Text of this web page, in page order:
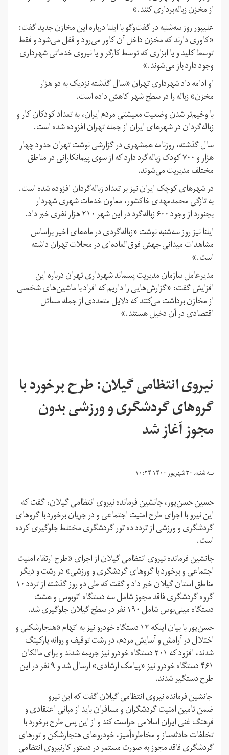
از مخزن زباله‌برداری کنند.»
علیپور روز سه‌شنبه در گفت‌وگو با ایلنا درباره این مخازن جدید گفت:
«کاوری دارند که مخزن داخل آن کاور می‌رود و قفل می‌شود و فقط
توسط کلید و یا ابزاری که توسط کارگر و یا نیروی خدماتی شهرداری
وجود دارد باز می‌شوند.»
او ادامه داد شهرداری تهران «سال گذشته نزدیک به دو هزار
مخزن» زباله را در سطح شهر کاهش داده است.
با وخیم‌تر شدن وضعیت معیشتی مردم ایران، به تعداد کودکان کار و
زباله‌گردان در شهرهای ایران از جمله تهران افزوده شده است.
سال گذشته، روزنامه همشهری در گزارشی نوشت تهران حدود چهار
هزار و ۷۰۰ کودک زباله‌گرد دارد که از سوی پیمانکارانی در مناطق
مختلف مدیریت می‌شوند.
در شهرهای کوچک ایران نیز بر تعداد زباله‌گردان افزوده شده است.
به تازگی محمدمهدی خاکشور، معاون خدمات شهری شهردار
بجنورد از وجود ۶۰۰ زباله‌گرد در این شهر ۲۱۰ هزار نفری خبر داد.
ایلنا نیز روز سه‌شنبه نوشت «زباله‌گردی در ماه‌های اخیر براساس
مشاهدات میدانی جهش فوق‌العاده‌ای در محلات تهران داشته
است.»
مدیرعامل سازمان مدیریت پسماند شهرداری تهران درباره این
افزایش گفت: «گزارش‌هایی را داریم که افراد با ماشین‌های شخصی
از مخازن برداشت می‌کنند که دلایل متعددی از جمله مسائل
اقتصادی در آن دخیل هستند.»
نیروی انتظامی گیلان: طرح برخورد با
گروهای گردشگری و ورزشی بدون
مجوز آغاز شد
سه شنبه, ۳۰ شهریور ۱۴۰۰ ۱۰:۲۴
حسین حسن‌پور، جانشین فرمانده نیروی انتظامی گیلان، گفت که
این نیرو با اجرای طرح امنیت اجتماعی و در جریان برخورد با گروهای
گردشگری و ورزشی از تردد ده تور گردشگری مختلط جلوگیری کرده
است.
جانشین فرمانده نیروی انتظامی گیلان از اجرای «طرح ارتقاء امنیت
اجتماعی و برخورد با گروهای گردشگری و ورزشی» در رشت و دیگر
مناطق استان گیلان خبر داد و گفت که طی دو روز گذشته از تردد ۱۰
گروه گردشگری فاقد مجوز شامل سه دستگاه اتوبوس و هشت
دستگاه مینی‌بوس شامل ۱۹۰ نفر در سطح گیلان جلوگیری شد.
حسن‌پور با بیان اینکه ۱۲ دستگاه خودرو نیز به اتهام «هنجارشکنی و
اختلال در آرامش و آسایش مردم، در رشت توقیف و روانه پارکینگ
شدند، افزود که ۲۰۱ دستگاه خودرو نیز جریمه شدند و برای مالکان
۴۶۱ دستگاه خودرو نیز «پیامک ارشادی» ارسال شد و ۹ نفر در این
طرح دستگیر شدند.
جانشین فرمانده نیروی انتظامی گیلان گفت که این نیرو
ضمن تامین امنیت گردشگران و مسافران باید از مبانی اعتقادی و
فرهنگ غنی ایران اسلامی حراست کند و از این پس طرح برخورد با
تخلفات حادثه‌ساز و مخاطره‌آمیز، خودروهای هنجارشکن و تورهای
گردشگری فاقد مجوز به صورت مستمر در دستور کارنیروی انتظامی